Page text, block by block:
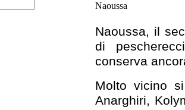
Naoussa
Naoussa, il
di
conserva
Molto vicino
Anarghiri,